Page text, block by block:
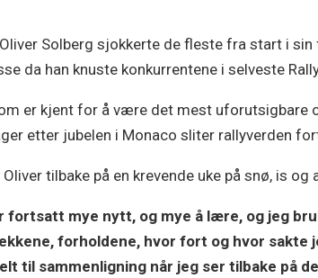
Oliver Solberg sjokkerte de fleste fra start i
da han knuste konkurrentene i selveste
er kjent for å være det mest uforutsigbare
etter jubelen i Monaco sliter rallyverden
Oliver tilbake på en krevende uke på snø, is
fortsatt mye nytt, og mye å lære, og jeg
forholdene, hvor fort og hvor sakte
til sammenligning når jeg ser tilbake på